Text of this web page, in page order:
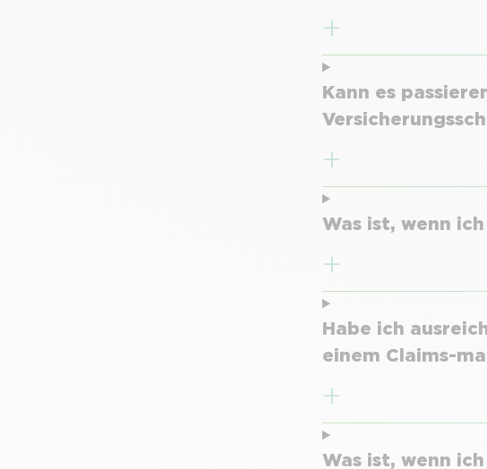
Kann es
Was ist, wenn
Habe ich
einem Claims-
Was ist, wenn